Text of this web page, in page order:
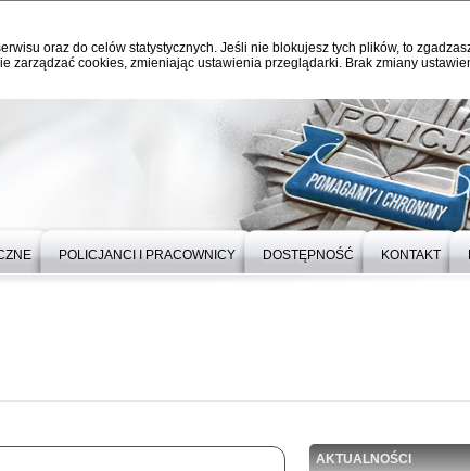
oraz do celów statystycznych. Jeśli nie blokujesz tych plików, to
zarządzać cookies, zmieniając ustawienia przeglądarki. Brak zmiany
POLICJANCI I PRACOWNICY DOSTĘPNOŚĆ KONTAKT
AKTUALNOŚCI